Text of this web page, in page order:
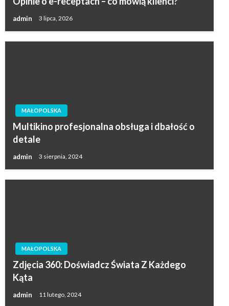
admin 3 lipca, 2026
MAŁOPOLSKA
Multikino profesjonalna obsługa i dbałość o
detale
admin 3 sierpnia, 2024
MAŁOPOLSKA
Zdjęcia 360: Doświadcz Świata Z Każdego
Kąta
admin 11 lutego, 2024